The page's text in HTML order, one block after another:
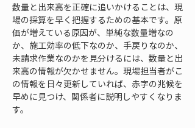
数量と出来高を正確に追いかけることは、現
場の採算を早く把握するための基本です。原
価が増えている原因が、単純な数量増なの
か、施工効率の低下なのか、手戻りなのか、
未請求作業なのかを見分けるには、数量と出
来高の情報が欠かせません。現場担当者がこ
の情報を日々更新していれば、赤字の兆候を
早めに見つけ、関係者に説明しやすくなりま
す。